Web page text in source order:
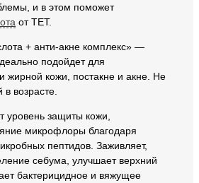
и в этом поможет
от ТЕТ.
+ анти-акне комплекс» —
подойдет для
жирной кожи, постакне и акне. Не
возрасте.
уровень защиты кожи,
микрофлоры благодаря
пептидов. Заживляет,
себума, улучшает верхний
бактерицидное и вяжущее